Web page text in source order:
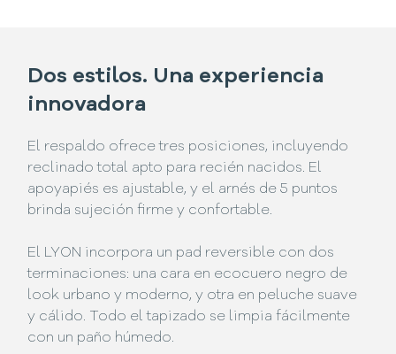
Dos estilos. Una experiencia
innovadora
El respaldo ofrece tres posiciones, incluyendo
reclinado total apto para recién nacidos. El
apoyapiés es ajustable, y el arnés de 5 puntos
brinda sujeción firme y confortable.
El LYON incorpora un pad reversible con dos
terminaciones: una cara en ecocuero negro de
look urbano y moderno, y otra en peluche suave
y cálido. Todo el tapizado se limpia fácilmente
con un paño húmedo.